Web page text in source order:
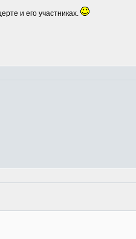
и его участниках.